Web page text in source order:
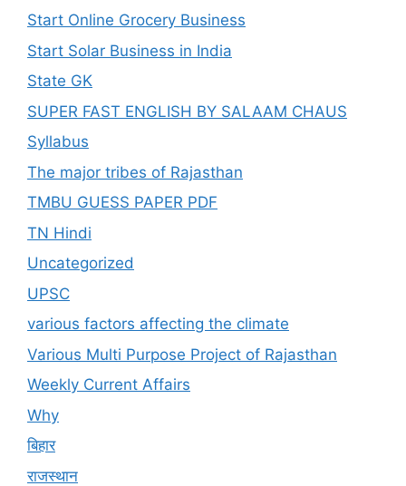
Start Online Grocery Business
Start Solar Business in India
State GK
SUPER FAST ENGLISH BY SALAAM CHAUS
Syllabus
The major tribes of Rajasthan
TMBU GUESS PAPER PDF
TN Hindi
Uncategorized
UPSC
various factors affecting the climate
Various Multi Purpose Project of Rajasthan
Weekly Current Affairs
Why
बिहार
राजस्थान